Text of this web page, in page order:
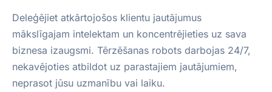
Deleģējiet atkārtojošos klientu jautājumus
mākslīgajam intelektam un koncentrējieties uz sava
biznesa izaugsmi. Tērzēšanas robots darbojas 24/7,
nekavējoties atbildot uz parastajiem jautājumiem,
neprasot jūsu uzmanību vai laiku.